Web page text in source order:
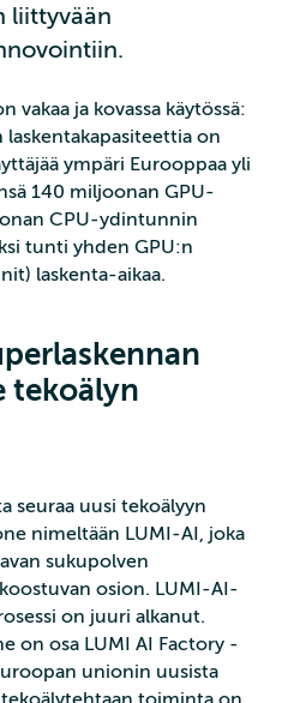
liittyvään
vakaa ja kovassa käytössä:
laskentakapasiteettia on
ympäri Eurooppaa yli
140 miljoonan GPU-
CPU-ydintunnin
tunti yhden GPU:n
laskenta-aikaa.
tekoälyn
seuraa uusi tekoälyyn
nimeltään LUMI-AI, joka
sukupolven
osion. LUMI-AI-
on juuri alkanut.
on osa LUMI AI Factory -
unionin uusista